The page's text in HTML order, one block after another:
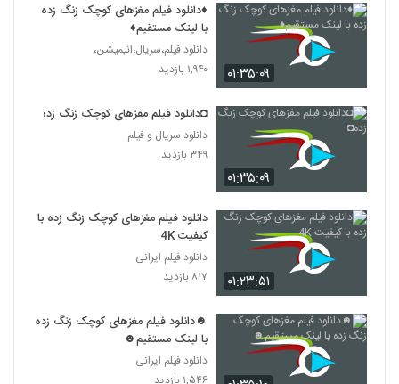
۰۱:۳۵:۰۹
♦دانلود فیلم مغزهای کوچک زنگ زده
با لینک مستقیم♦
دانلود فیلم،سریال،انیمیشن،
۱,۹۴۰ بازدید
۰۱:۳۵:۰۹
◘دانلود فیلم مفزهای کوچک زنگ زده◘
دانلود سریال و فیلم
۳۴۹ بازدید
۰۱:۲۳:۵۱
دانلود فیلم مغزهای کوچک زنگ زده با
کیفیت 4K
دانلود فیلم ایرانی
۸۱۷ بازدید
☻دانلود فیلم مغزهای کوچک زنگ زده
با لینک مستقیم☻
دانلود فیلم ایرانی